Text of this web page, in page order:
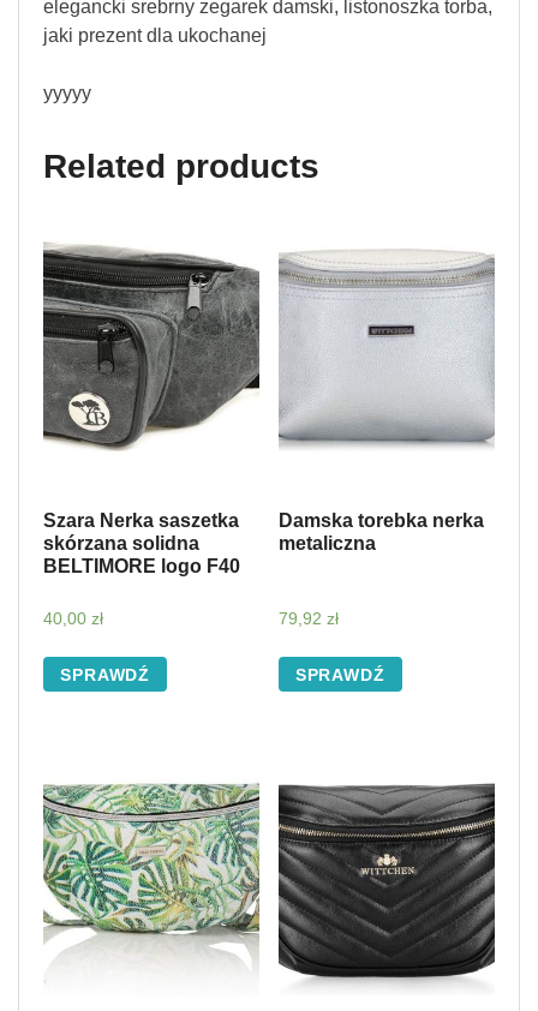
elegancki srebrny zegarek damski, listonoszka torba,
jaki prezent dla ukochanej
yyyyy
Related products
Szara Nerka saszetka
skórzana solidna
BELTIMORE logo F40
40,00 zł
SPRAWDŹ
Damska torebka nerka
metaliczna
79,92 zł
SPRAWDŹ